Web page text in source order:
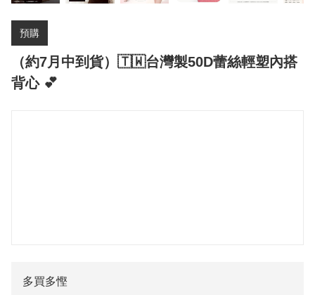
預購
（約7月中到貨）🇹🇼台灣製50D蕾絲輕塑內搭
背心 💕
多買多慳